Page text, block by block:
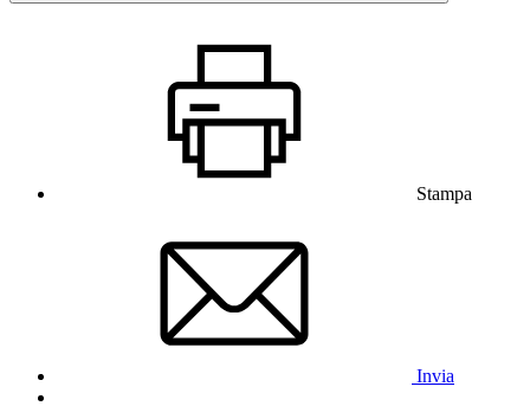
Stampa
Invia